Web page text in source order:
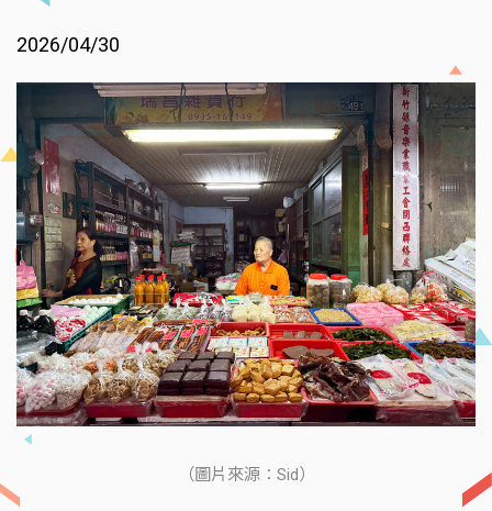
2026/04/30
（圖片來源：Sid）